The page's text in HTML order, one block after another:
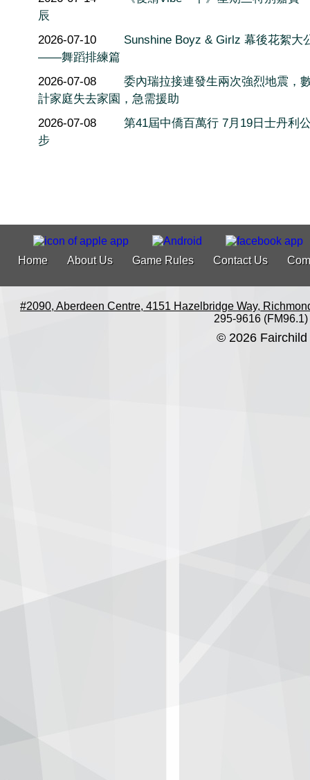
辰
2026-07-10
Sunshine Boyz & Girlz 幕後花絮大
——舞蹈排練篇
2026-07-08
委內瑞拉接連發生兩次強烈地震，
計家庭失去家園，急需援助
2026-07-08
第41屆中僑百萬行 7月19日士丹利
步
Home About Us Game Rules Contact Us
#2090, Aberdeen Centre, 4151 Hazelbridge Way,
295-9616 (FM96.1)
© 2026 Fairchild